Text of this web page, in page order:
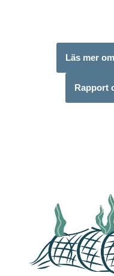
Läs mer
Rapport